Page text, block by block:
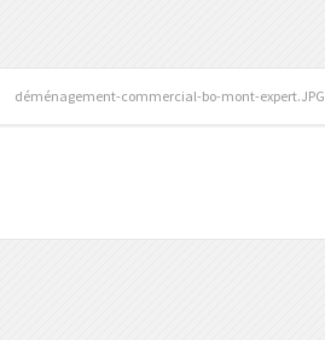
déménagement-commercial-bo-mont-expert.JPG